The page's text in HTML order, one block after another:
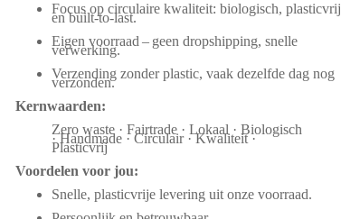
Focus op circulaire kwaliteit: biologisch, plasticvrij
en built-to-last.
Eigen voorraad – geen dropshipping, snelle
verwerking.
Verzending zonder plastic, vaak dezelfde dag nog
verzonden.
Kernwaarden:
Zero waste · Fairtrade · Lokaal · Biologisch
· Handmade · Circulair · Kwaliteit ·
Plasticvrij
Voordelen voor jou:
Snelle, plasticvrije levering uit onze voorraad.